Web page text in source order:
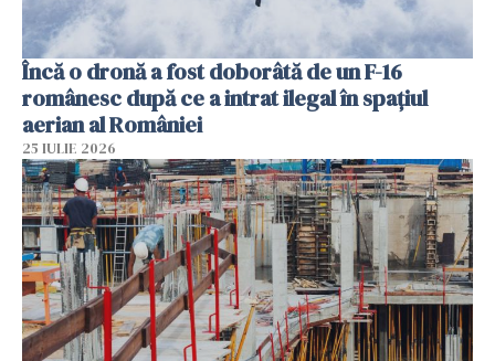
Încă o dronă a fost doborâtă de un F-16
românesc după ce a intrat ilegal în spațiul
aerian al României
25 IULIE 2026